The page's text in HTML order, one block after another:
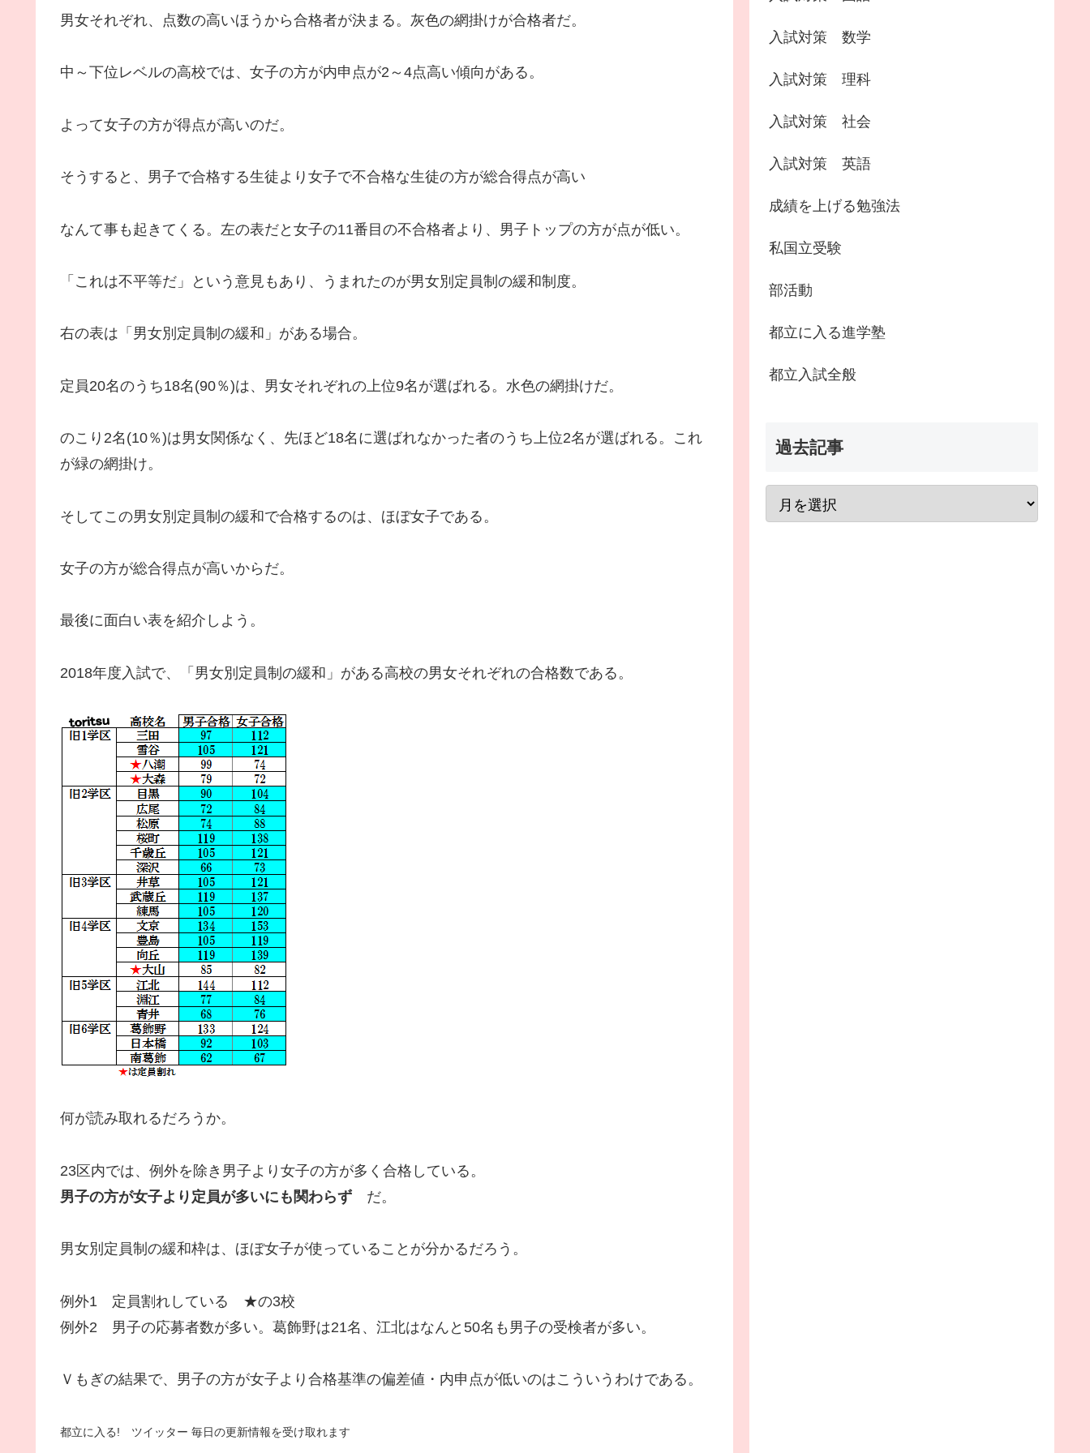
男女それぞれ、点数の高いほうから合格者が決まる。灰色の網掛けが合格者だ。
中～下位レベルの高校では、女子の方が内申点が2～4点高い傾向がある。
よって女子の方が得点が高いのだ。
そうすると、男子で合格する生徒より女子で不合格な生徒の方が総合得点が高い
なんて事も起きてくる。左の表だと女子の11番目の不合格者より、男子トップの方が点が低い。
「これは不平等だ」という意見もあり、うまれたのが男女別定員制の緩和制度。
右の表は「男女別定員制の緩和」がある場合。
定員20名のうち18名(90％)は、男女それぞれの上位9名が選ばれる。水色の網掛けだ。
のこり2名(10％)は男女関係なく、先ほど18名に選ばれなかった者のうち上位2名が選ばれる。これ
が緑の網掛け。
そしてこの男女別定員制の緩和で合格するのは、ほぼ女子である。
女子の方が総合得点が高いからだ。
最後に面白い表を紹介しよう。
2018年度入試で、「男女別定員制の緩和」がある高校の男女それぞれの合格数である。
何が読み取れるだろうか。
23区内では、例外を除き男子より女子の方が多く合格している。
男子の方が女子より定員が多いにも関わらずだ。
男女別定員制の緩和枠は、ほぼ女子が使っていることが分かるだろう。
例外1 定員割れしている ★の3校
例外2 男子の応募者数が多い。葛飾野は21名、江北はなんと50名も男子の受検者が多い。
Ｖもぎの結果で、男子の方が女子より合格基準の偏差値・内申点が低いのはこういうわけである。
都立に入る! ツイッター 毎日の更新情報を受け取れます
入試対策 数学
入試対策 理科
入試対策 社会
入試対策 英語
成績を上げる勉強法
私国立受験
部活動
都立に入る進学塾
都立入試全般
過去記事